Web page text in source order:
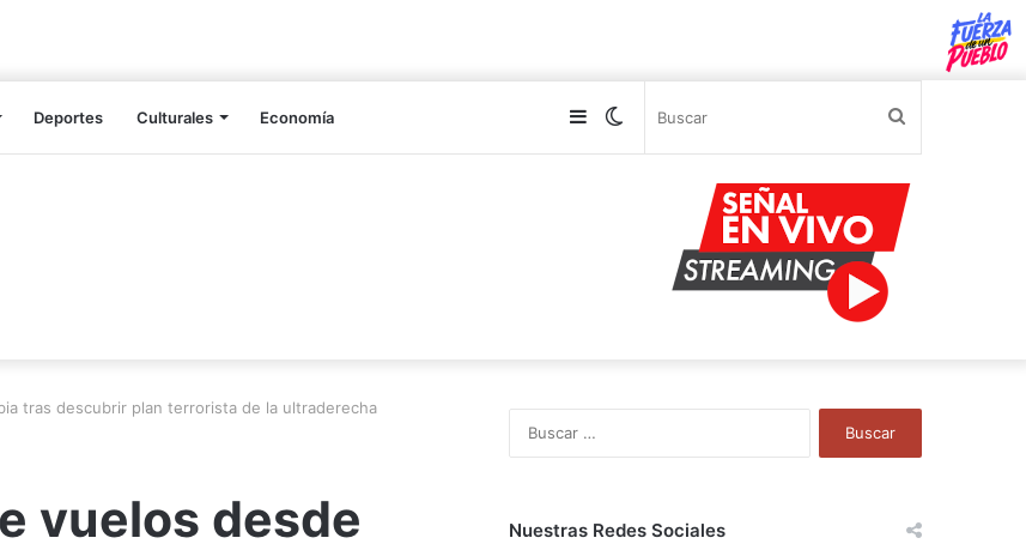
Deportes Culturales Economía Switch
Sidebar
tras descubrir plan terrorista de la ultraderecha
vuelos desde
Nuestras Redes Sociales